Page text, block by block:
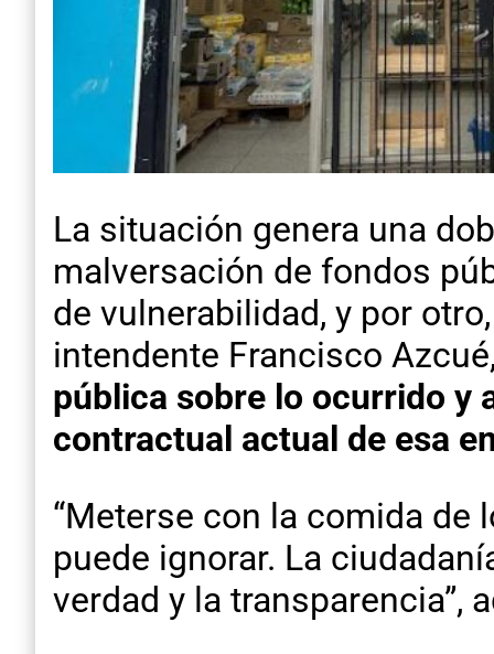
La situación genera una
malversación de fondos
de vulnerabilidad, y por
intendente Francisco
pública sobre lo ocurrido y
contractual actual de esa
“Meterse con la comida
puede ignorar. La
verdad y la transparencia”,